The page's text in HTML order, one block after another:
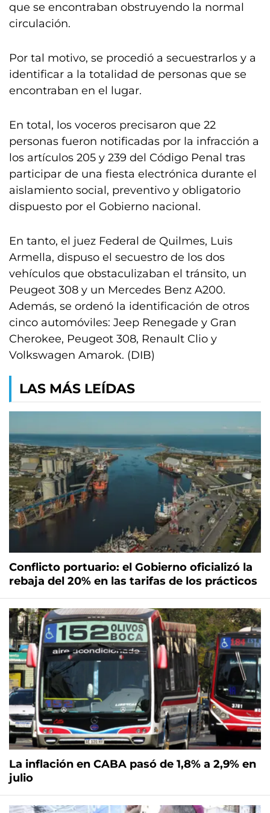
que se encontraban obstruyendo la normal
circulación.
Por tal motivo, se procedió a secuestrarlos y a
identificar a la totalidad de personas que se
encontraban en el lugar.
En total, los voceros precisaron que 22
personas fueron notificadas por la infracción a
los artículos 205 y 239 del Código Penal tras
participar de una fiesta electrónica durante el
aislamiento social, preventivo y obligatorio
dispuesto por el Gobierno nacional.
En tanto, el juez Federal de Quilmes, Luis
Armella, dispuso el secuestro de los dos
vehículos que obstaculizaban el tránsito, un
Peugeot 308 y un Mercedes Benz A200.
Además, se ordenó la identificación de otros
cinco automóviles: Jeep Renegade y Gran
Cherokee, Peugeot 308, Renault Clio y
Volkswagen Amarok. (DIB)
LAS MÁS LEÍDAS
Conflicto portuario: el Gobierno oficializó la
rebaja del 20% en las tarifas de los prácticos
La inflación en CABA pasó de 1,8% a 2,9% en
julio